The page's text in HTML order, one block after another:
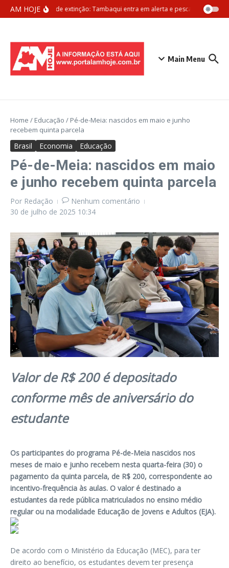
Ir para o conteúdo
AM HOJEAmeaça de extinção: Tambaqui entra em alerta e pesca pode ser
Main Menu
Home / Educação / Pé-de-Meia: nascidos em maio e junho
recebem quinta parcela
Brasil Economia Educação
Pé-de-Meia: nascidos em maio
e junho recebem quinta parcela
Por Redação
Nenhum comentário
30 de julho de 2025 10:34
Valor de R$ 200 é depositado
conforme mês de aniversário do
estudante
Os participantes do programa Pé-de-Meia nascidos nos
meses de maio e junho recebem nesta quarta-feira (30) o
pagamento da quinta parcela, de R$ 200, ​​​correspondente ao
incentivo-frequência às aulas. O valor é destinado a
estudantes da rede pública matriculados no ensino médio
regular ou na modalidade Educação de Jovens e Adultos (EJA).
De acordo com o Ministério da Educação (MEC), para ter
direito ao benefício, os estudantes devem ter presença